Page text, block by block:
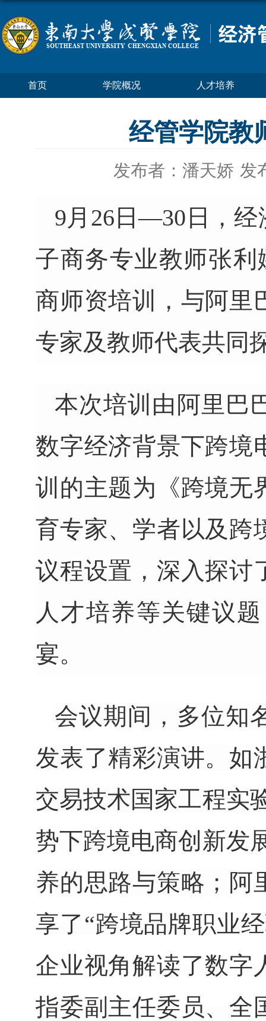
首页 学院概况 人才培养
经管学院教
发布者：潘天娇 发
9月26日—30日，经
子商务专业教师张
商师资培训，与阿里
专家及教师代表共同
本次培训由 阿里巴
数字经济背景下跨境
训 的主题为 《跨境无
育专家、学者以及跨
议程设置，深入探讨
人才培养等关键议
宴。
会议期间，多位知
发表了精彩演讲。 如
交易技术国家工程实
势下跨境电商创新发
养的思路与策略； 阿
享了 “跨境品牌职业
企业视角解读了数字
指委副主任委员、全